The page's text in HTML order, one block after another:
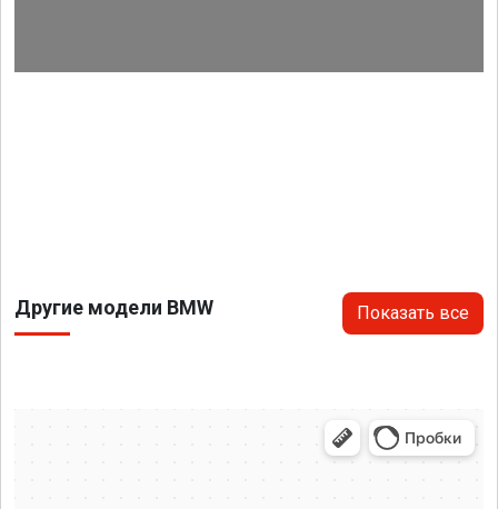
Другие модели BMW Показать все